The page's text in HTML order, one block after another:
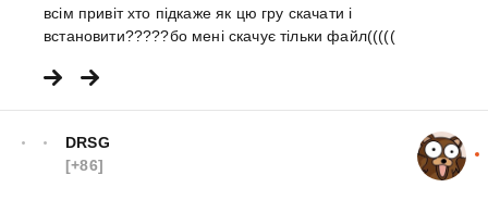
всім привіт хто підкаже як цю гру скачати і
встановити?????бо мені скачує тільки файл(((((
DRSG
[+86]